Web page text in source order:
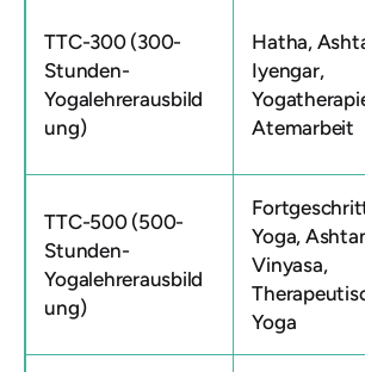
TTC-300 (300-
Stunden-
Yogalehrerausbild
ung)
Hatha,
Iyengar,
Atemarbeit
TTC-500 (500-
Stunden-
Yogalehrerausbild
ung)
Yoga,
Vinyasa,
Yoga